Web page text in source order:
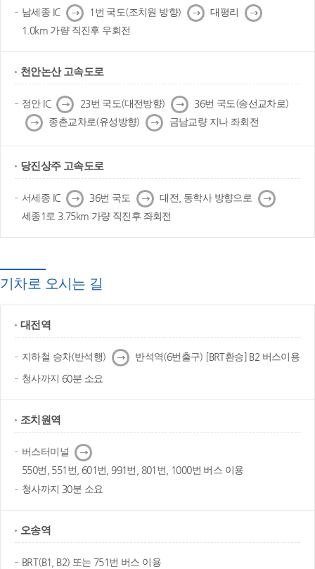
남세종 IC 다
음
1번 국도(조치원 방향) 다
음
대평리
다
음
1.0km 가량 직진후 우회전
천안논산 고속도로
정안 IC 다
음
23번 국도(대전방향) 다
음
36번 국도(송선교차로)
다
음
종촌교차로(유성방향) 다
음
금남교량 지나 좌회전
당진상주 고속도로
서세종 IC 다
음
36번 국도 다
음
대전, 동학사 방향으로 다
음
세종1로 3.75km 가량 직진후 좌회전
기차로 오시는 길
대전역
지하철 승차(반석행) 다
음
반석역(6번출구) [BRT환승] B2 버스이용
청사까지 60분 소요
조치원역
버스터미널 다
음
550번, 551번, 601번, 991번, 801번, 1000번 버스 이용
청사까지 30분 소요
오송역
BRT(B1, B2) 또는 751번 버스 이용